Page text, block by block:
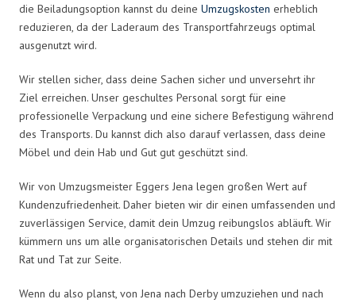
die Beiladungsoption kannst du deine Umzugskosten erheblich
reduzieren, da der Laderaum des Transportfahrzeugs optimal
ausgenutzt wird.
Wir stellen sicher, dass deine Sachen sicher und unversehrt ihr
Ziel erreichen. Unser geschultes Personal sorgt für eine
professionelle Verpackung und eine sichere Befestigung während
des Transports. Du kannst dich also darauf verlassen, dass deine
Möbel und dein Hab und Gut gut geschützt sind.
Wir von Umzugsmeister Eggers Jena legen großen Wert auf
Kundenzufriedenheit. Daher bieten wir dir einen umfassenden und
zuverlässigen Service, damit dein Umzug reibungslos abläuft. Wir
kümmern uns um alle organisatorischen Details und stehen dir mit
Rat und Tat zur Seite.
Wenn du also planst, von Jena nach Derby umzuziehen und nach